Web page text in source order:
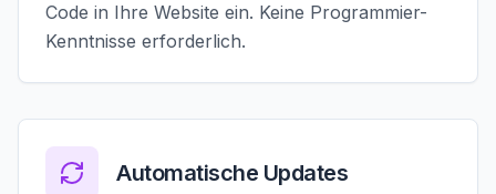
Code in Ihre Website ein. Keine Programmier-
Kenntnisse erforderlich.
Automatische Updates